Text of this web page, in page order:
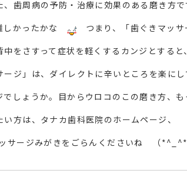
歯周病の予防・治療に効果のある磨き方で
しかったかな
つまり、「歯ぐきマッサ
をさすって症状を軽くするカンジとすると、
ージ」は、ダイレクトに辛いところを楽にし
でしょうか。目からウロコのこの磨き方、も
方は、タナカ歯科医院のホームページ、
サージみがきをごらんくださいね （*^_^*